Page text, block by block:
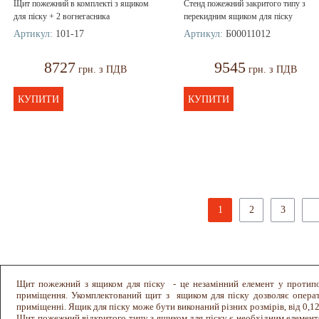
Щит пожежний в комплекті з ящиком
для піску + 2 вогнегасника
Артикул: 101-17
8727 грн. з ПДВ
КУПИТИ
Стенд пожежний закритого типу з
перекидним ящиком для піску
Артикул: Б00011012
9545грн. з ПДВ
КУПИТИ
1 2 3
Щит пожежний з ящиком для піску - це незамінний елемент у
приміщення. Укомплектований щит з ящиком для піску дозволяє
приміщенні. Ящик для піску може бути виконаний різних розмірів, від